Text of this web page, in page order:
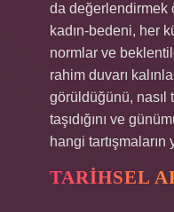
da değerlendirmek
kadın‑bedeni, her
normlar ve
rahim duvarı
görüldüğünü, nasıl
taşıdığını ve
hangi
TARIHSEL